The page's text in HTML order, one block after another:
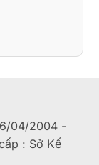
04/2004 -
: Sở Kế